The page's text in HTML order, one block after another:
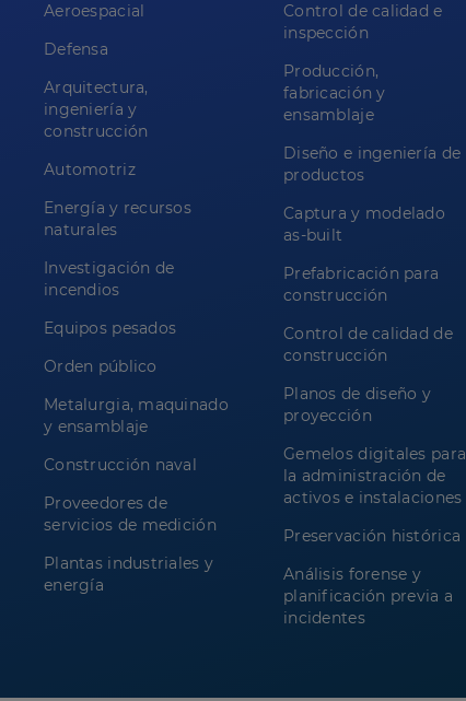
Aeroespacial
Defensa
Arquitectura,
ingeniería y
construcción
Automotriz
Energía y recursos
naturales
Investigación de
incendios
Equipos pesados
Orden público
Metalurgia, maquinado
y ensamblaje
Construcción naval
Proveedores de
servicios de medición
Plantas industriales y
energía
Control de calidad e
inspección
Producción,
fabricación y
ensamblaje
Diseño e ingeniería de
productos
Captura y modelado
as-built
Prefabricación para
construcción
Control de calidad de
construcción
Planos de diseño y
proyección
Gemelos digitales para
la administración de
activos e instalaciones
Preservación histórica
Análisis forense y
planificación previa a
incidentes